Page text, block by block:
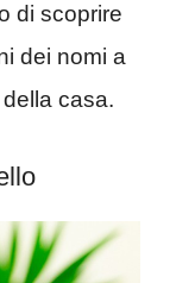
di scoprire
dei nomi a
casa.